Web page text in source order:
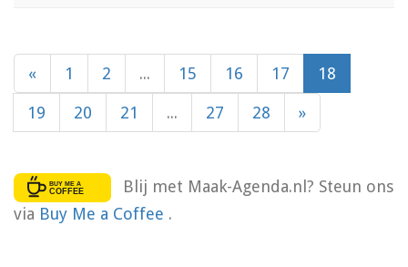
« 1 2 ... 15 16 17 18
19 20 21 ... 27 28 »
Blij met Maak-Agenda.nl? Steun ons
via Buy Me a Coffee .